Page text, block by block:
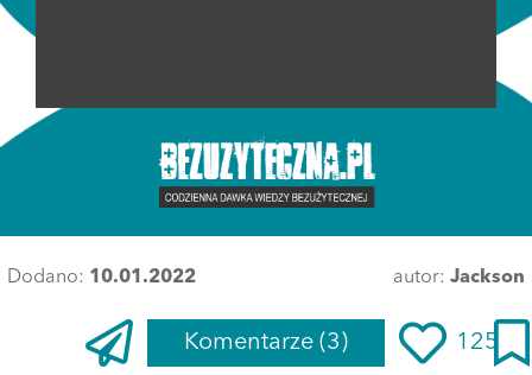
Dodano: 10.01.2022 autor: Jackson
Komentarze (3) 125